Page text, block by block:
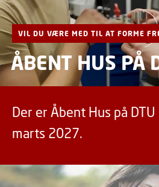
VIL DU VÆRE MED TIL AT FORME
ÅBENT HUS PÅ
Der er Åbent Hus på
marts 2027.